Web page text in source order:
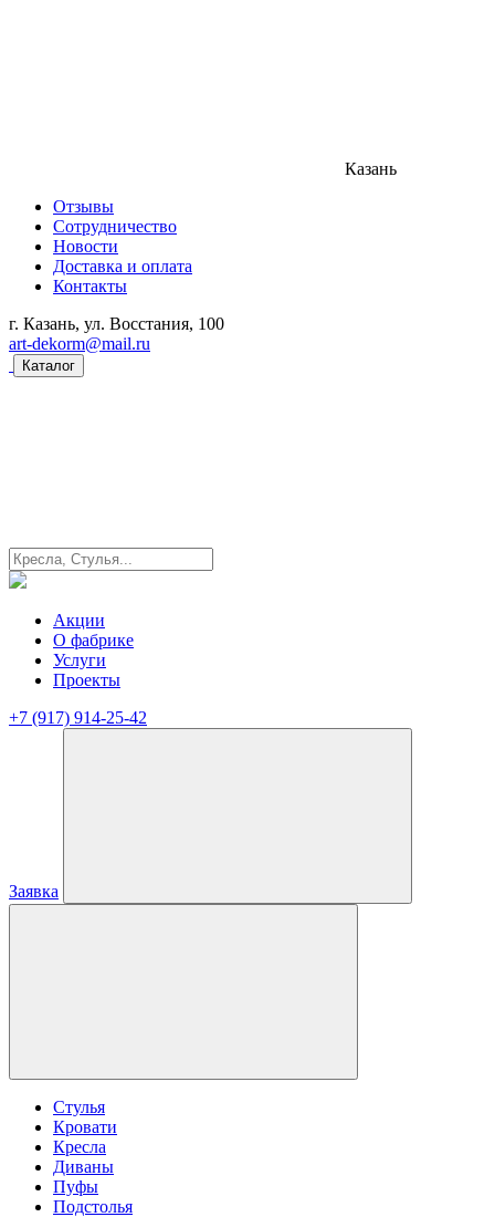
Казань
Отзывы
Сотрудничество
Новости
Доставка и оплата
Контакты
г. Казань, ул. Восстания, 100
art-dekorm@mail.ru
Каталог
Акции
О фабрике
Услуги
Проекты
+7 (917) 914-25-42
Заявка
Стулья
Кровати
Кресла
Диваны
Пуфы
Подстолья